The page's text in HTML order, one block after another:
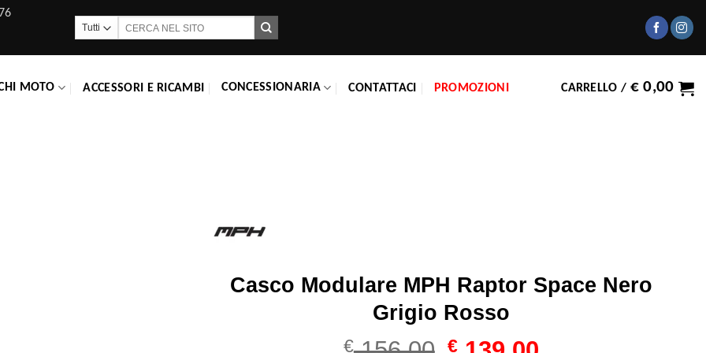
MOTO ACCESSORI E RICAMBI CONCESSIONARIA CONTATTACI PROMOZIONI CARRELLO / € 0,00
Casco Modulare MPH Raptor Space Nero
Grigio Rosso
€
Il
€